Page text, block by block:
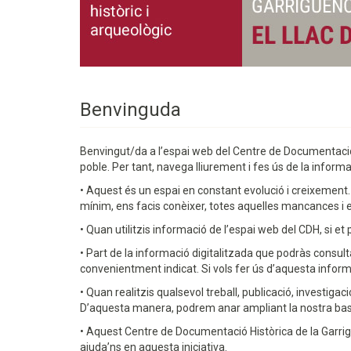
Benvinguda
Benvingut/da a l’espai web del Centre de
poble. Per tant, navega lliurement i fes ús de la
• Aquest és un espai en constant evolució i
mínim, ens facis conèixer, totes aquelles mancances i
• Quan utilitzis informació de l’espai web del CDH, si
• Part de la informació digitalitzada que podràs
convenientment indicat. Si vols fer ús d’aquesta
• Quan realitzis qualsevol treball, publicació,
D’aquesta manera, podrem anar ampliant la nostra
• Aquest Centre de Documentació Històrica de la
ajuda’ns en aquesta iniciativa.